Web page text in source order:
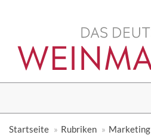
Startseite
Rubriken
Marketing